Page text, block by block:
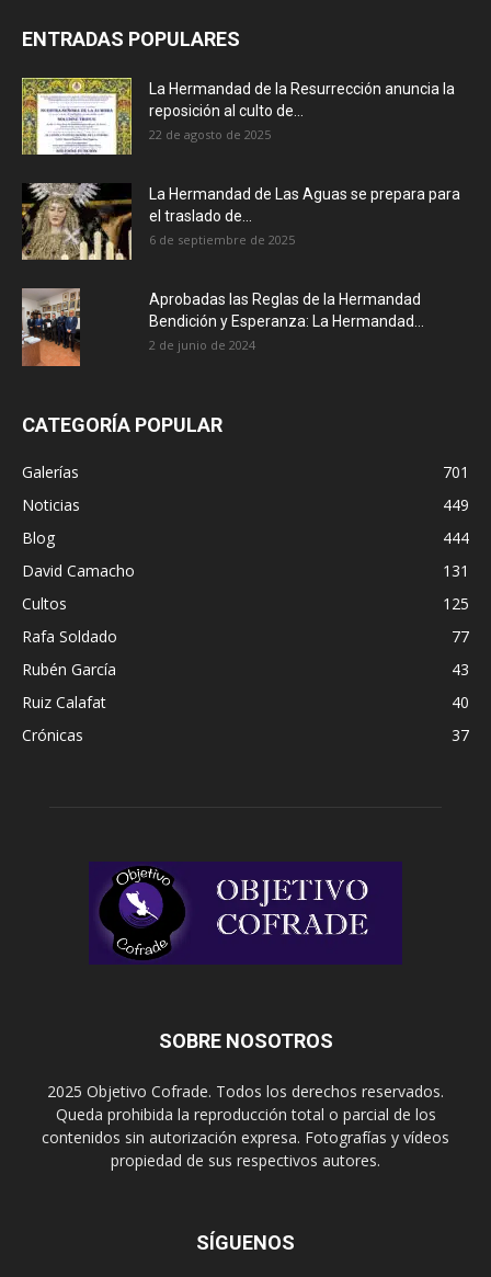
ENTRADAS POPULARES
La Hermandad de la Resurrección anuncia la
reposición al culto de...
22 de agosto de 2025
La Hermandad de Las Aguas se prepara para
el traslado de...
6 de septiembre de 2025
Aprobadas las Reglas de la Hermandad
Bendición y Esperanza: La Hermandad...
2 de junio de 2024
CATEGORÍA POPULAR
Galerías
701
Noticias
449
Blog
444
David Camacho
131
Cultos
125
Rafa Soldado
77
Rubén García
43
Ruiz Calafat
40
Crónicas
37
SOBRE NOSOTROS
2025 Objetivo Cofrade. Todos los derechos reservados.
Queda prohibida la reproducción total o parcial de los
contenidos sin autorización expresa. Fotografías y vídeos
propiedad de sus respectivos autores.
SÍGUENOS